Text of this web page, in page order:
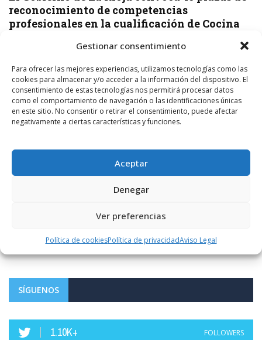
Gestionar consentimiento
Para ofrecer las mejores experiencias, utilizamos tecnologías como las
cookies para almacenar y/o acceder a la información del dispositivo. El
consentimiento de estas tecnologías nos permitirá procesar datos
como el comportamiento de navegación o las identificaciones únicas
en este sitio. No consentir o retirar el consentimiento, puede afectar
negativamente a ciertas características y funciones.
Aceptar
Denegar
Ver preferencias
Política de cookiesPolítica de privacidadAviso Legal
reconocimiento de competencias
profesionales en la cualificación de Cocina
El Gobierno de La Rioja, a través de la Dirección General de
reconocimiento de competencias profesionales en ...
LEER MÁS
NAVA on 7 AGOSTO, 2026
Como todo lo que toca este pájaro a medias mal y tarde
FOTODENUNCIAS | El parque de siempre
SÍGUENOS
1.10K+ FOLLOWERS